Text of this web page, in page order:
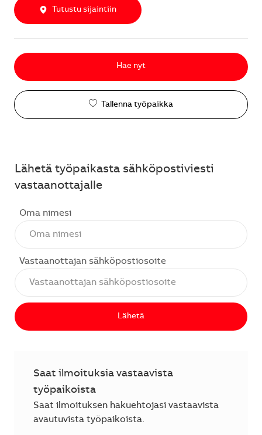
Tutustu sijaintiin
Hae nyt
Tallenna työpaikka
Lähetä työpaikasta sähköpostiviesti
vastaanottajalle
Oma nimesi
Vastaanottajan sähköpostiosoite
Lähetä
Saat ilmoituksia vastaavista
työpaikoista
Saat ilmoituksen hakuehtojasi vastaavista
avautuvista työpaikoista.